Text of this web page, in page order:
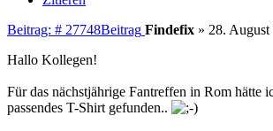
Beitrag: # 27748Beitrag Findefix » 28. August
Hallo Kollegen!
Für das nächstjährige Fantreffen in Rom hätte
passendes T-Shirt gefunden..